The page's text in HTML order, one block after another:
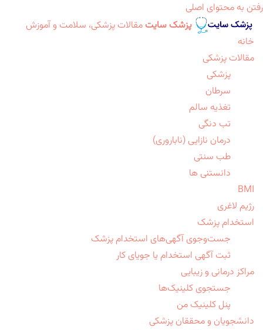
رفتن به محتوای اصلی
پزشک سایت مقالات پزشکی، سلامت و آموزش
خانه
مقالات پزشکی
پزشکی
سرطان
تغذیه سالم
تب دنگی
درمان نازایی (ناباروری)
طب سنتی
دانستنی ها
BMI
رژیم لاغری
استخدام پزشک
جست‌وجوی آگهی‌های استخدام پزشک
ثبت آگهی استخدام یا جویای کار
مراکز درمانی و زیبایی
جستجوی کلینیک‌ها
پنل کلینیک من
دانشجویان و محققان پزشکی